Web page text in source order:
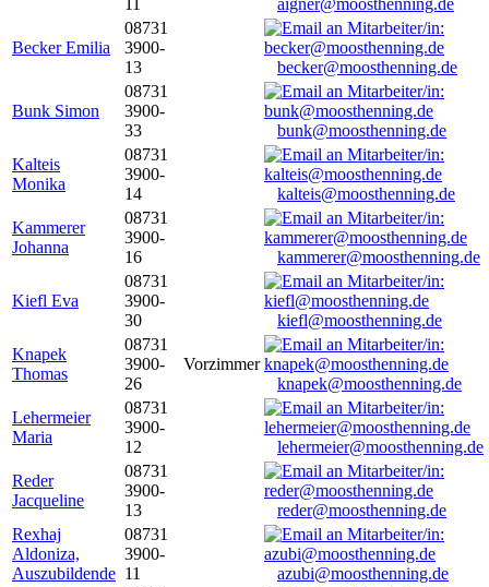
aigner@moosthenning.de
Becker Emilia
08731
3900-
13
becker@moosthenning.de
Bunk Simon
08731
3900-
33
bunk@moosthenning.de
Kalteis
Monika
08731
3900-
14
kalteis@moosthenning.de
Kammerer
Johanna
08731
3900-
16
kammerer@moosthenning.de
Kiefl Eva
08731
3900-
30
kiefl@moosthenning.de
Knapek
Thomas
08731
3900-
26
Vorzimmer
knapek@moosthenning.de
Lehermeier
Maria
08731
3900-
12
lehermeier@moosthenning.de
Reder
Jacqueline
08731
3900-
13
reder@moosthenning.de
Rexhaj
Aldoniza,
Auszubildende
08731
3900-
11
azubi@moosthenning.de